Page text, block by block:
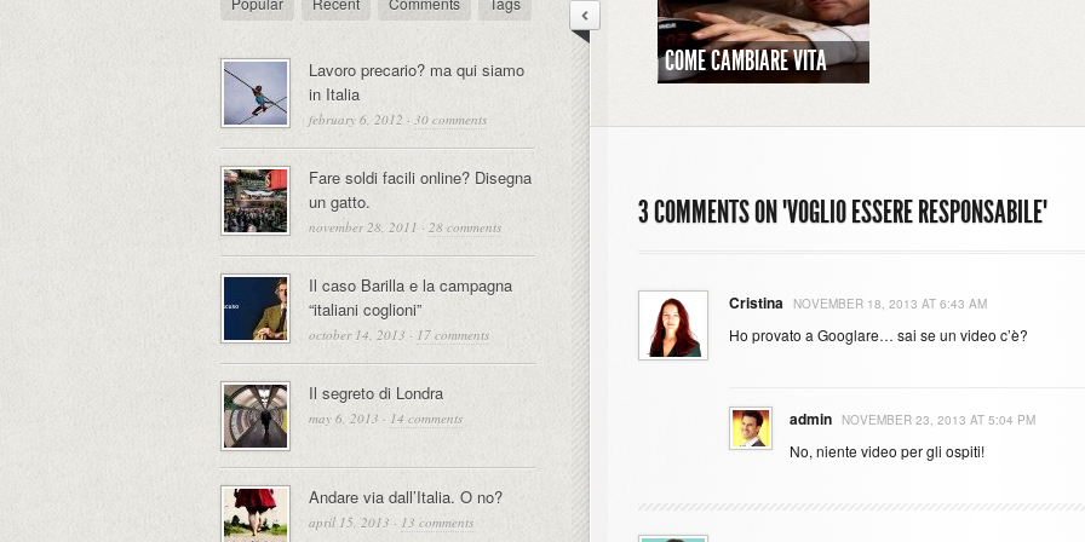
COME CAMBIARE VITA
3 COMMENTS ON "VOGLIO ESSERE RESPONSABILE"
Cristina NOVEMBER 18, 2013 AT 6:43 AM
Ho provato a Googlare… sai se un video c’è?
admin NOVEMBER 23, 2013 AT 5:04 PM
No, niente video per gli ospiti!
Lavoro precario? ma qui siamo
in Italia
february 6, 2012 · 30 comments
Fare soldi facili online? Disegna
un gatto.
november 28, 2011 · 28 comments
Il caso Barilla e la campagna
“italiani coglioni”
october 14, 2013 · 17 comments
Il segreto di Londra
may 6, 2013 · 14 comments
Andare via dall’Italia. O no?
april 15, 2013 · 13 comments